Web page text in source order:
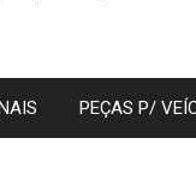
PEÇAS P/